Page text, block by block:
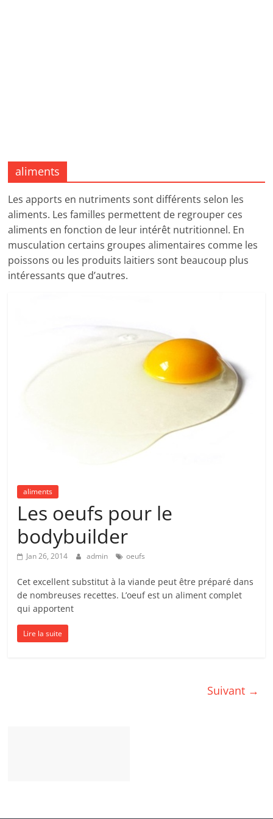
aliments
Les apports en nutriments sont différents selon les
aliments. Les familles permettent de regrouper ces
aliments en fonction de leur intérêt nutritionnel. En
musculation certains groupes alimentaires comme les
poissons ou les produits laitiers sont beaucoup plus
intéressants que d’autres.
aliments
Les oeufs pour le
bodybuilder
Jan 26, 2014 admin oeufs
Cet excellent substitut à la viande peut être préparé dans
de nombreuses recettes. L’oeuf est un aliment complet
qui apportent
Lire la suite
Suivant →